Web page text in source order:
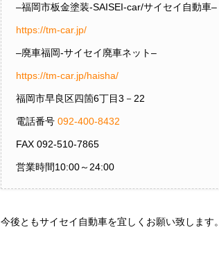
–福岡市板金塗装-SAISEI-car/サイセイ自動車–
https://tm-car.jp/
–廃車福岡-サイセイ廃車ネット–
https://tm-car.jp/haisha/
福岡市早良区四箇6丁目3－22
電話番号 092-400-8432
FAX 092-510-7865
営業時間10:00～24:00
今後ともサイセイ自動車を宜しくお願い致します。